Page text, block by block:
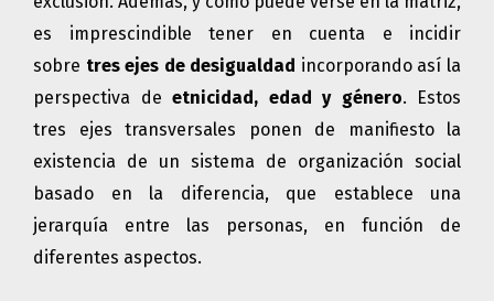
es imprescindible tener en cuenta e incidir
sobre tres ejes de desigualdad incorporando así la
perspectiva de etnicidad, edad y género.
Estos
tres ejes transversales ponen de manifiesto la
existencia de un sistema de organización social
basado en la diferencia, que establece una
jerarquía entre las personas, en función de
diferentes aspectos.